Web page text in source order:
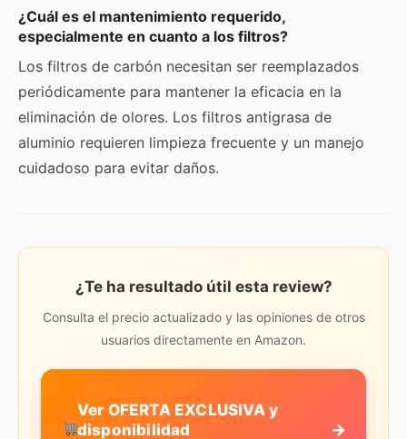
¿Cuál es el mantenimiento requerido,
especialmente en cuanto a los filtros?
Los filtros de carbón necesitan ser reemplazados
periódicamente para mantener la eficacia en la
eliminación de olores. Los filtros antigrasa de
aluminio requieren limpieza frecuente y un manejo
cuidadoso para evitar daños.
¿Te ha resultado útil esta review?
Consulta el precio actualizado y las opiniones de otros
usuarios directamente en Amazon.
Ver OFERTA EXCLUSIVA y
disponibilidad
→